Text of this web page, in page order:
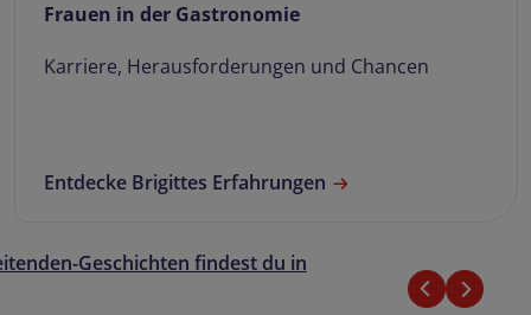
Normans Geschichte
Erfolg durch Teamarbeit
Lies hier Normans Geschichte
Geschichten findest du in